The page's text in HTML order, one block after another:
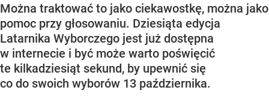
Można traktować to jako ciekawostkę, można jako
pomoc przy głosowaniu. Dziesiąta edycja
Latarnika Wyborczego jest już dostępna
w internecie i być może warto poświęcić
te kilkadziesiąt sekund, by upewnić się
co do swoich wyborów 13 października.